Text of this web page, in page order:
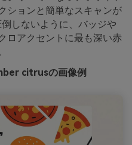
ションと簡単なスキャンが
しないように、バッジや
ロアクセントに最も深い赤
citrusの画像例